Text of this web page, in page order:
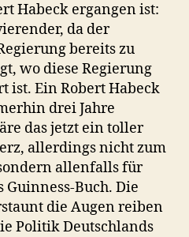
Habeck ergangen ist:
da der
bereits zu
wo diese Regierung
ist. Ein Robert Habeck
drei Jahre
das jetzt ein toller
allerdings nicht zum
allenfalls für
Buch. Die
die Augen reiben
Politik Deutschlands